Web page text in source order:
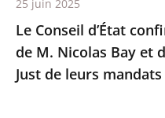
et
de
M.
Wallerand
Le Conseil d’État
de M. Nicolas Bay et
Just de leurs
25 juin 2025